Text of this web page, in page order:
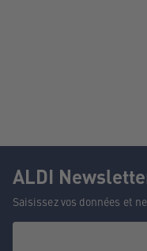
ALDI
Saisissez vos données et